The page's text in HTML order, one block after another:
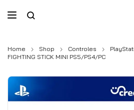
Home Shop Controles
FIGHTING STICK MINI PS5/PS4/PC